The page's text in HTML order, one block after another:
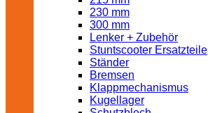
230 mm
300 mm
Lenker + Zubehör
Stuntscooter Ersatzteile
Ständer
Bremsen
Klappmechanismus
Kugellager